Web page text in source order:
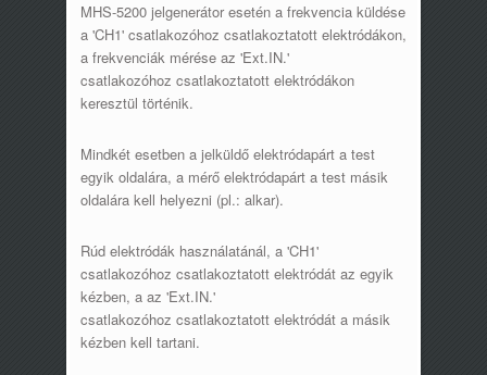
MHS-5200 jelgenerátor esetén a frekvencia küldése
a 'CH1' csatlakozóhoz csatlakoztatott elektródákon,
a frekvenciák mérése az 'Ext.IN.'
csatlakozóhoz csatlakoztatott elektródákon
keresztül történik.
Mindkét esetben a jelküldő elektródapárt a test
egyik oldalára, a mérő elektródapárt a test másik
oldalára kell helyezni (pl.: alkar).
Rúd elektródák használatánál, a 'CH1'
csatlakozóhoz csatlakoztatott elektródát az egyik
kézben, a az 'Ext.IN.'
csatlakozóhoz csatlakoztatott elektródát a másik
kézben kell tartani.